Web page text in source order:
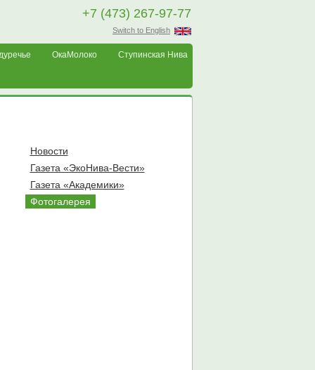
+7 (473) 267-97-77
Switch to English
ОкаМолоко Ступинская Нива
Новости
Газета «ЭкоНива-Вести»
Газета «Академики»
Фотогалерея